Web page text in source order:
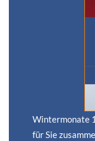
Wintermonate
für Sie